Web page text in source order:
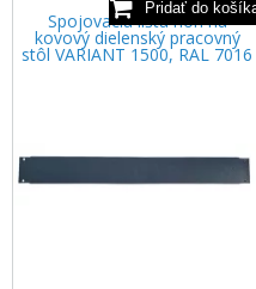
Spojovacia lišta nôh na
kovový dielenský pracovný
stôl VARIANT 1500, RAL 7016